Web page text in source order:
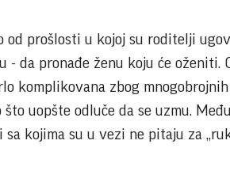
od prošlosti u kojoj su roditelji
- da pronađe ženu koju će oženiti.
komplikovana zbog
što uopšte odluče da se uzmu.
sa kojima su u vezi ne pitaju za